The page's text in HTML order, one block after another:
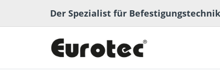
Der Spezialist für Befestigungstechnik